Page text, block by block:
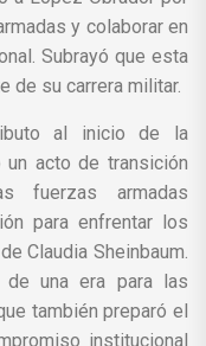
y colaborar en
Subrayó que esta
de su carrera militar.
al inicio de la
un acto de transición
fuerzas armadas
para enfrentar los
Claudia Sheinbaum.
una era para las
también preparó el
institucional